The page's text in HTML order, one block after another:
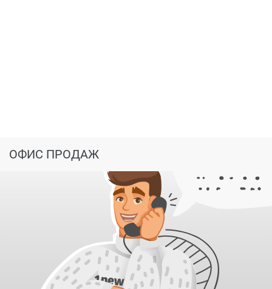
ОФИС ПРОДАЖ